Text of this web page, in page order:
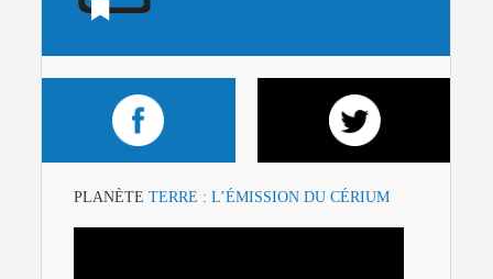
PLANÈTE TERRE : L’ÉMISSION DU CÉRIUM